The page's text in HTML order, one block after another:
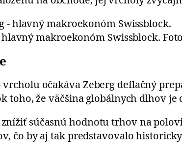
makroekonóm Swissblock.
očakáva Zeberg deflačný
toho, že väčšina globálnych dlhov je
súčasnú hodnotu trhov na
čo by aj tak predstavovalo